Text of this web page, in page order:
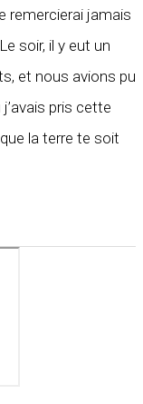
remercierai jamais
soir, il y eut un
et nous avions pu
pris cette
la terre te soit